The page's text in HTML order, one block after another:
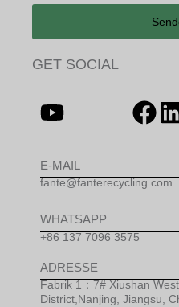
GET SOCIAL
E-MAIL
fante@fanterecycling.com
WHATSAPP
+86 137 7096 3575
ADRESSE
Fabrik 1：7# Xiushan
District,Nanjing, Jiangsu,